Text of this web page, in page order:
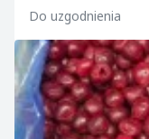
Do uzgodnienia